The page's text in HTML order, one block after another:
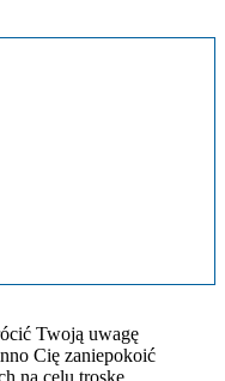
Twoją uwagę
Cię zaniepokoić